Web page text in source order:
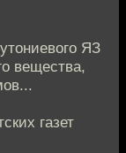
ЯЗ
вещества,
газет